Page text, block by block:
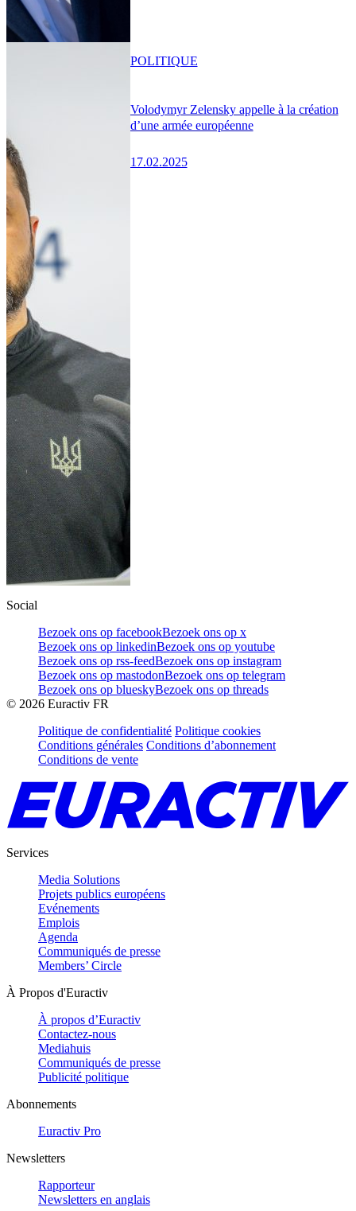
Volodymyr Zelensky appelle à la création
d’une armée européenne
17.02.2025
POLITIQUE
Social
Bezoek ons op facebookBezoek ons op x
Bezoek ons op linkedinBezoek ons op youtube
Bezoek ons op rss-feedBezoek ons op instagram
Bezoek ons op mastodonBezoek ons op telegram
Bezoek ons op blueskyBezoek ons op threads
© 2026 Euractiv FR
Politique de confidentialité Politique cookies
Conditions générales Conditions d’abonnement
Conditions de vente
Services
Media Solutions
Projets publics européens
Evénements
Emplois
Agenda
Communiqués de presse
Members’ Circle
À Propos d'Euractiv
À propos d’Euractiv
Contactez-nous
Mediahuis
Communiqués de presse
Publicité politique
Abonnements
Euractiv Pro
Newsletters
Rapporteur
Newsletters en anglais